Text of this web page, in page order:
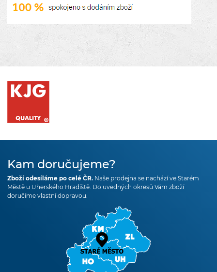
Kam doručujeme?
Zboží odesíláme po celé ČR. Naše prodejna se nachází ve Starém
Městě u Uherského Hradiště. Do uvedných okresů Vám zboží
doručíme vlastní dopravou.